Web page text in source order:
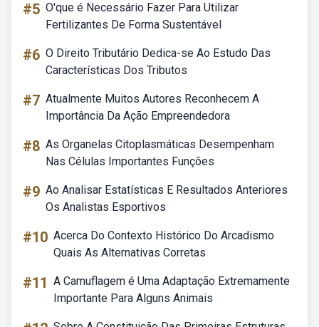
#5 O'que é Necessário Fazer Para Utilizar
Fertilizantes De Forma Sustentável
#6 O Direito Tributário Dedica-se Ao Estudo Das
Características Dos Tributos
#7 Atualmente Muitos Autores Reconhecem A
Importância Da Ação Empreendedora
#8 As Organelas Citoplasmáticas Desempenham
Nas Células Importantes Funções
#9 Ao Analisar Estatísticas E Resultados Anteriores
Os Analistas Esportivos
#10 Acerca Do Contexto Histórico Do Arcadismo
Quais As Alternativas Corretas
#11 A Camuflagem é Uma Adaptação Extremamente
Importante Para Alguns Animais